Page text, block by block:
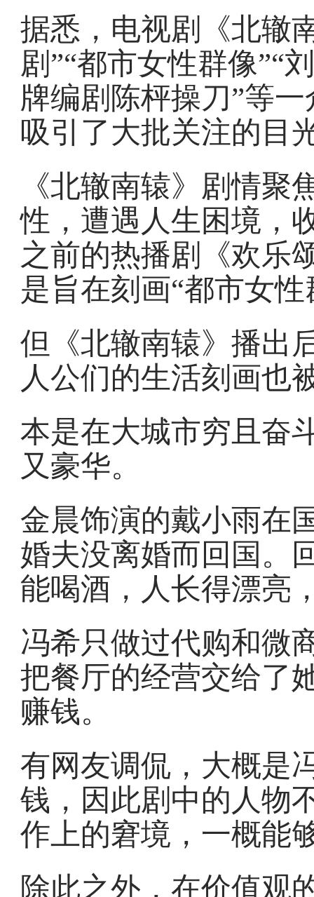
据悉，电视剧《北辙
剧”“都市女性群像”“
牌编剧陈枰操刀”等
吸引了大批关注的目
《北辙南辕》剧情聚
性，遭遇人生困境，
之前的热播剧《欢乐
是旨在刻画“都市女性
但《北辙南辕》播出
人公们的生活刻画也
本是在大城市穷且奋
又豪华。
金晨饰演的戴小雨在
婚夫没离婚而回国。
能喝酒，人长得漂亮
冯希只做过代购和微
把餐厅的经营交给了
赚钱。
有网友调侃，大概是
钱，因此剧中的人物
作上的窘境，一概能
除此之外，在价值观